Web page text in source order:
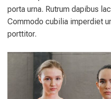
porta urna. Rutrum dapibus
Commodo cubilia imperdiet
porttitor.